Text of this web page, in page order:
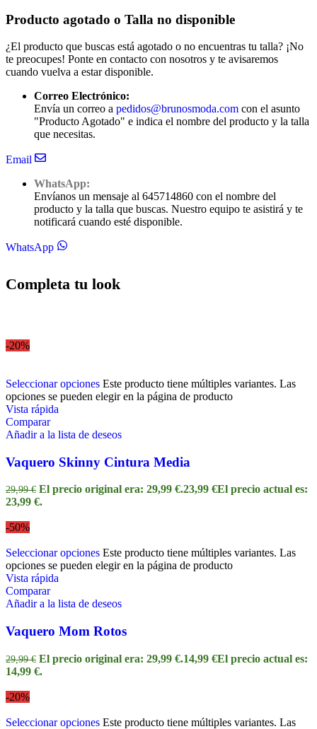
Producto agotado o Talla no disponible
¿El producto que buscas está agotado o no encuentras tu talla? ¡No
te preocupes! Ponte en contacto con nosotros y te avisaremos
cuando vuelva a estar disponible.
Correo Electrónico:
Envía un correo a pedidos@brunosmoda.com con el asunto
"Producto Agotado" e indica el nombre del producto y la talla
que necesitas.
Email
WhatsApp:
Envíanos un mensaje al 645714860 con el nombre del
producto y la talla que buscas. Nuestro equipo te asistirá y te
notificará cuando esté disponible.
WhatsApp
Completa tu look
-20%
Seleccionar opciones Este producto tiene múltiples variantes. Las
opciones se pueden elegir en la página de producto
Vista rápida
Comparar
Añadir a la lista de deseos
Vaquero Skinny Cintura Media
29,99€ El precio original era: 29,99 €.23,99 €El precio actual es:
23,99 €.
-50%
Seleccionar opciones Este producto tiene múltiples variantes. Las
opciones se pueden elegir en la página de producto
Vista rápida
Comparar
Añadir a la lista de deseos
Vaquero Mom Rotos
29,99€ El precio original era: 29,99 €.14,99 €El precio actual es:
14,99 €.
-20%
Seleccionar opciones Este producto tiene múltiples variantes. Las